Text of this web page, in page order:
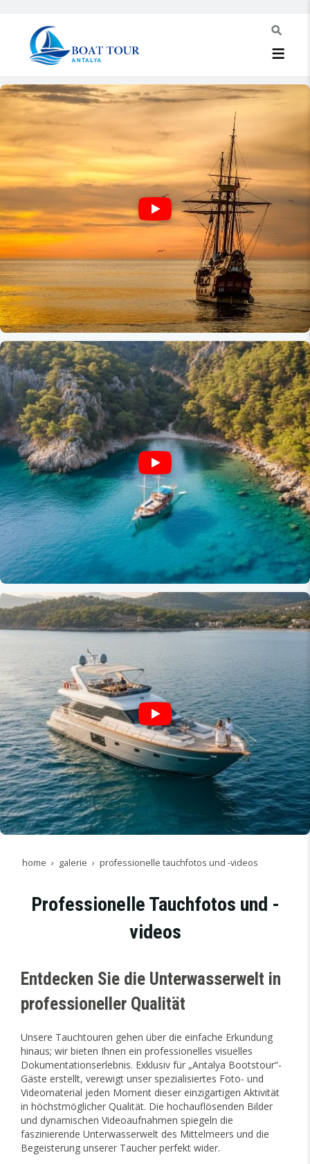
home galerie professionelle tauchfotos und -videos
Professionelle Tauchfotos und -
videos
Entdecken Sie die Unterwasserwelt in
professioneller Qualität
Unsere Tauchtouren gehen über die einfache Erkundung
hinaus; wir bieten Ihnen ein professionelles visuelles
Dokumentationserlebnis. Exklusiv für „Antalya Bootstour“-
Gäste erstellt, verewigt unser spezialisiertes Foto- und
Videomaterial jeden Moment dieser einzigartigen Aktivität
in höchstmöglicher Qualität. Die hochauflösenden Bilder
und dynamischen Videoaufnahmen spiegeln die
faszinierende Unterwasserwelt des Mittelmeers und die
Begeisterung unserer Taucher perfekt wider.